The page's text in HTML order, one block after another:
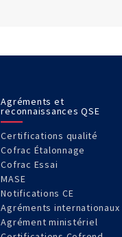
Agréments et
reconnaissances QSE
Certifications qualité
Cofrac Étalonnage
Cofrac Essai
MASE
Notifications CE
Agréments internationaux
Agrément ministériel